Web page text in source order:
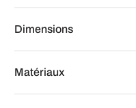
Dimensions
Matériaux